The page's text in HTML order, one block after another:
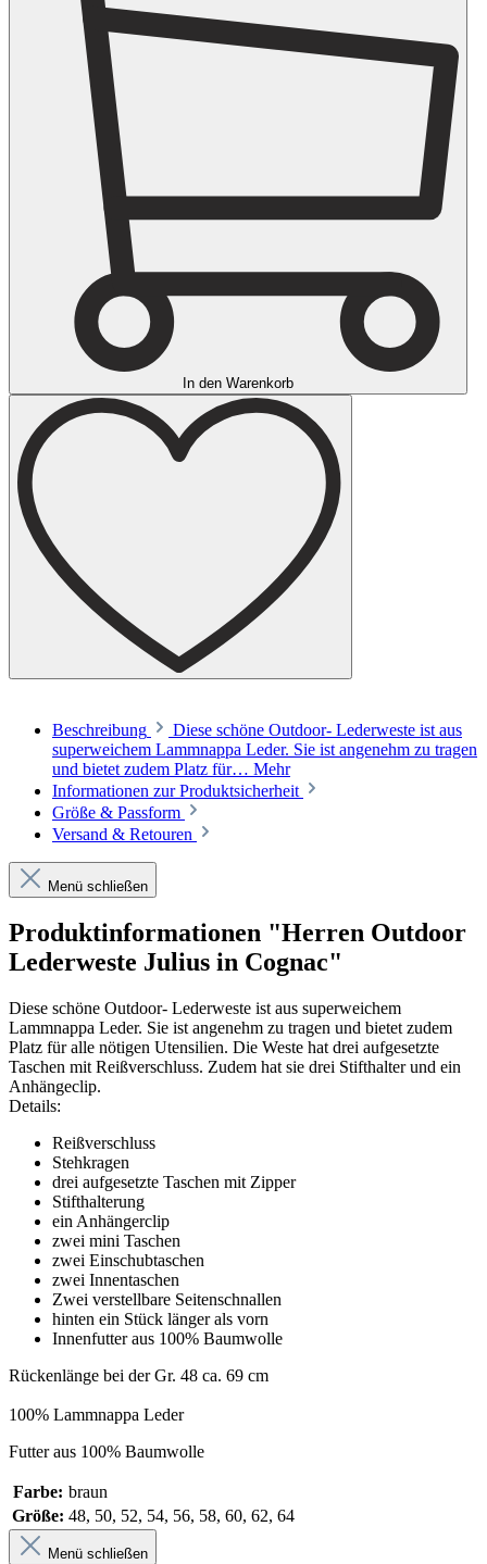
In den Warenkorb
Beschreibung
Diese schöne Outdoor- Lederweste ist aus
superweichem Lammnappa Leder. Sie ist angenehm zu tragen
und bietet zudem Platz für… Mehr
Informationen zur Produktsicherheit
Größe & Passform
Versand & Retouren
Menü schließen
Produktinformationen "Herren Outdoor
Lederweste Julius in Cognac"
Diese schöne Outdoor- Lederweste ist aus superweichem
Lammnappa Leder. Sie ist angenehm zu tragen und bietet zudem
Platz für alle nötigen Utensilien. Die Weste hat drei aufgesetzte
Taschen mit Reißverschluss. Zudem hat sie drei Stifthalter und ein
Anhängeclip.
Details:
Reißverschluss
Stehkragen
drei aufgesetzte Taschen mit Zipper
Stifthalterung
ein Anhängerclip
zwei mini Taschen
zwei Einschubtaschen
zwei Innentaschen
Zwei verstellbare Seitenschnallen
hinten ein Stück länger als vorn
Innenfutter aus 100% Baumwolle
Rückenlänge bei der Gr. 48 ca. 69 cm
100% Lammnappa Leder
Futter aus 100% Baumwolle
Farbe: braun
Größe: 48, 50, 52, 54, 56, 58, 60, 62, 64
Menü schließen